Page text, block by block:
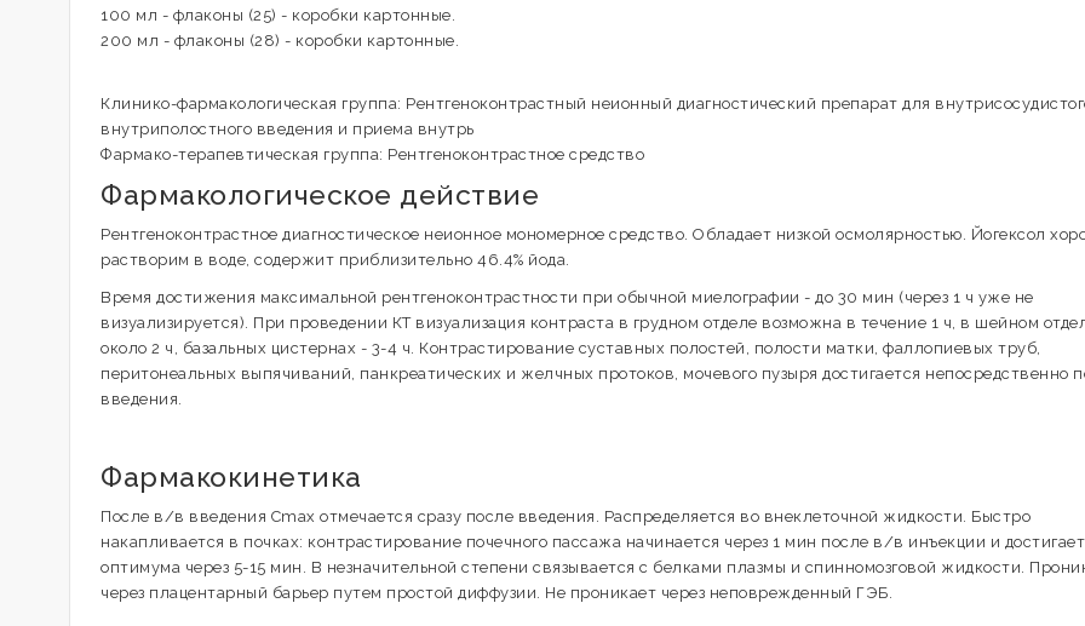
100 мл - флаконы (25) - коробки картонные.
200 мл - флаконы (28) - коробки картонные.
Клинико-фармакологическая группа: Рентгеноконтрастный неионный диагностический препарат для
внутриполостного введения и приема внутрь
Фармако-терапевтическая группа: Рентгеноконтрастное средство
Фармакологическое действие
Рентгеноконтрастное диагностическое неионное мономерное средство. Обладает низкой осмолярностью. Йогексол
растворим в воде, содержит приблизительно 46.4% йода.
Время достижения максимальной рентгеноконтрастности при обычной миелографии - до 30 мин (через 1 ч уже не
визуализируется). При проведении КТ визуализация контраста в грудном отделе возможна в течение 1 ч, в шейном
около 2 ч, базальных цистернах - 3-4 ч. Контрастирование суставных полостей, полости матки, фаллопиевых труб,
перитонеальных выпячиваний, панкреатических и желчных протоков, мочевого пузыря достигается непосредственно
введения.
Фармакокинетика
После в/в введения Cmax отмечается сразу после введения. Распределяется во внеклеточной жидкости. Быстро
накапливается в почках: контрастирование почечного пассажа начинается через 1 мин после в/в инъекции и достигает
оптимума через 5-15 мин. В незначительной степени связывается с белками плазмы и спинномозговой жидкости.
через плацентарный барьер путем простой диффузии. Не проникает через неповрежденный ГЭБ.